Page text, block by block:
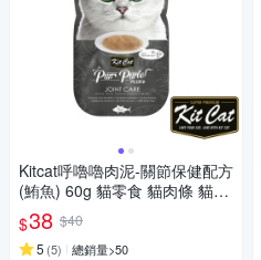
Kitcat呼嚕嚕肉泥-關節保健配方
(鮪魚) 60g 貓零食 貓肉條 貓肉
泥 化毛 牛磺酸 保健零食
$38 $40
5 (5) 總銷量>50